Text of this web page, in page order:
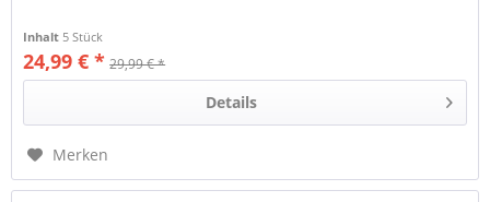
Inhalt 5 Stück
24,99 € * 29,99 € *
Details
Merken